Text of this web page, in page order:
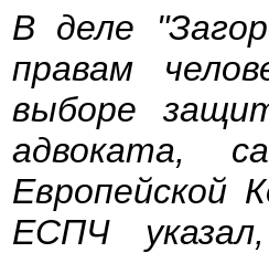
В деле
правам
выборе
адвоката,
Европейской
ЕСПЧ